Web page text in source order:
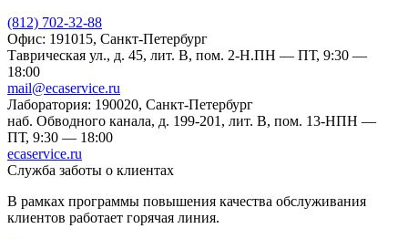
(812) 702-32-88
Офис: 191015, Санкт-Петербург
Таврическая ул., д. 45, лит. В, пом. 2-Н.ПН — ПТ, 9:30 —
18:00
mail@ecaservice.ru
Лаборатория: 190020, Санкт-Петербург
наб. Обводного канала, д. 199-201, лит. В, пом. 13-НПН —
ПТ, 9:30 — 18:00
ecaservice.ru
Служба заботы о клиентах
В рамках программы повышения качества обслуживания
клиентов работает горячая линия.